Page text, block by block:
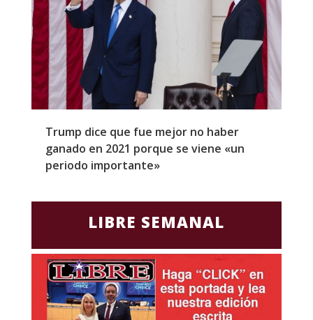
Trump dice que fue mejor no haber
ganado en 2021 porque se viene «un
periodo importante»
LIBRE SEMANAL